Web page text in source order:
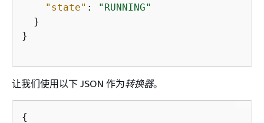
"state" :
"RUNNING"
  }
}
让我们使用以下 JSON 作为转换器。
{